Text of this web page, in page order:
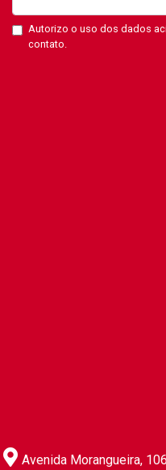
Autorizo o uso dos dados
contato.
Avenida Morangueira,